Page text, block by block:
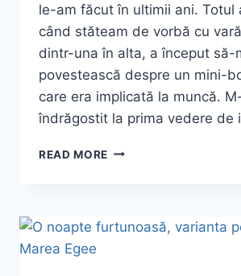
le-am făcut în ultimii ani. Totul
când stăteam de vorbă cu
dintr-una în alta, a început să-
povestească despre un mini-
care era implicată la muncă.
îndrăgostit la prima vedere de
READ MORE DE
BUNĂ